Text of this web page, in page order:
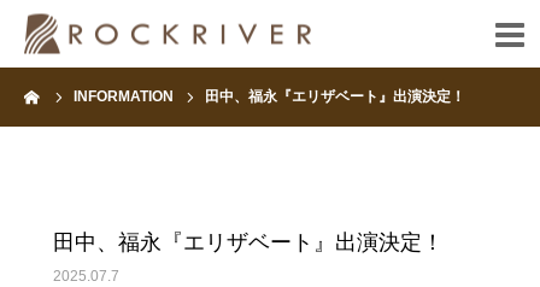
INFORMATION 田中、福永『エリザベート』出演決定！
田中、福永『エリザベート』出演決定！
2025.07.7
HOME
ARTIST